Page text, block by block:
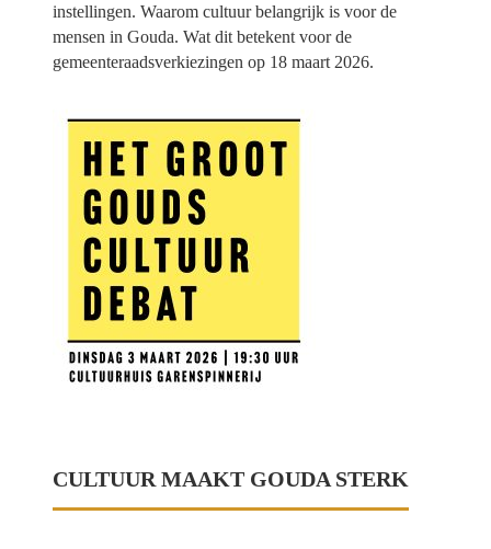
instellingen. Waarom cultuur belangrijk is voor de
mensen in Gouda. Wat dit betekent voor de
gemeenteraadsverkiezingen op 18 maart 2026.
CULTUUR MAAKT GOUDA STERK